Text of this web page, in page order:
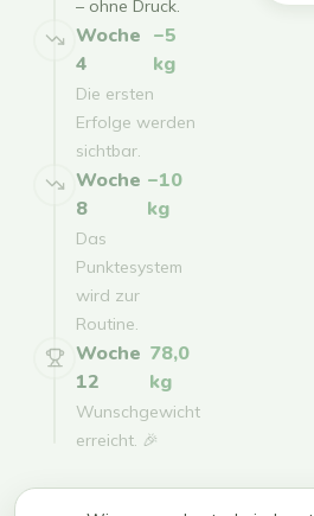
– ohne Druck.
Woche
4
−5
kg
Die ersten
Erfolge werden
sichtbar.
Woche
8
−10
kg
Das
Punktesystem
wird zur
Routine.
Woche
12
78,0
kg
Wunschgewicht
erreicht. 🎉